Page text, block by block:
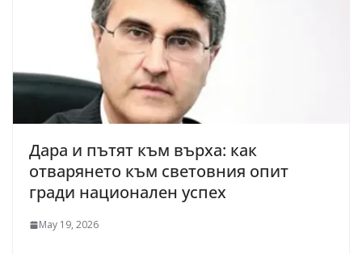
Дара и пътят към върха: как
отварянето към световния опит
гради национален успех
May 19, 2026